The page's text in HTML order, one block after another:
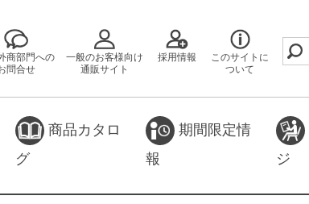
商部門への
問合せ
一般のお客様向け
通販サイト
採用情報
このサイトに
ついて
商品カタロ
グ
期間限定情
報
ジ